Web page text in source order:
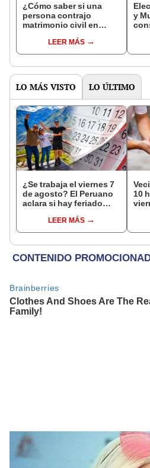
¿Cómo saber si una
persona contrajo
matrimonio civil en
LEER MÁS
y
de
LO MÁS VISTO LO ÚLTIMO
¿Se trabaja el viernes 7
de agosto? El Peruano
aclara si hay feriado
del 6 de agosto
LEER MÁS
10